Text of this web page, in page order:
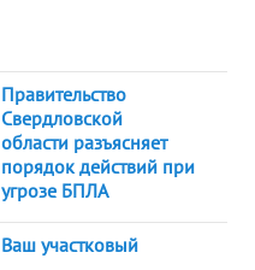
Правительство
Свердловской
области разъясняет
порядок действий при
угрозе БПЛА
Ваш участковый